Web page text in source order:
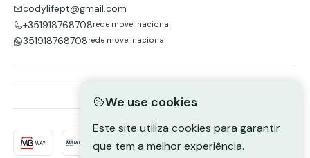
codylifept@gmail.com
+351918768708rede movel nacional
351918768708rede movel nacional
We use cookies
Este site utiliza cookies para garantir
que tem a melhor experiência.